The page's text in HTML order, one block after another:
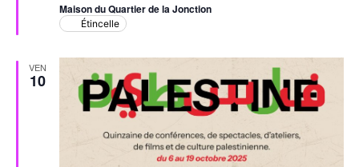
Maison du Quartier de la Jonction
Étincelle
VEN
10